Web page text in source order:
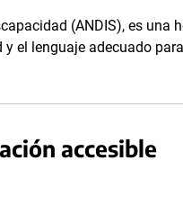
(ANDIS), es una
el lenguaje adecuado
accesible